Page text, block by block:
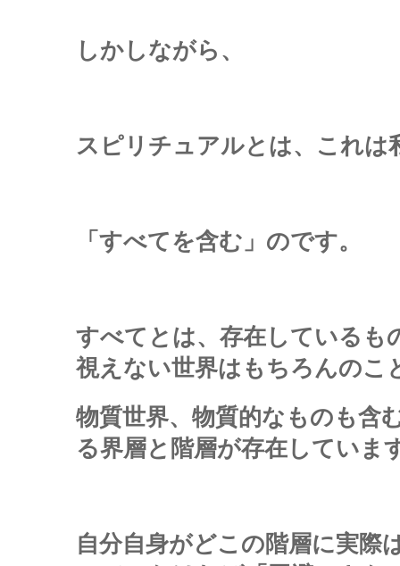
しかしながら、
スピリチュアルとは、これは
「すべてを含む」のです。
すべてとは、存在しているも
視えない世界はもちろんのこ
物質世界、物質的なものも含
る界層と階層が存在していま
自分自身がどこの階層に実際